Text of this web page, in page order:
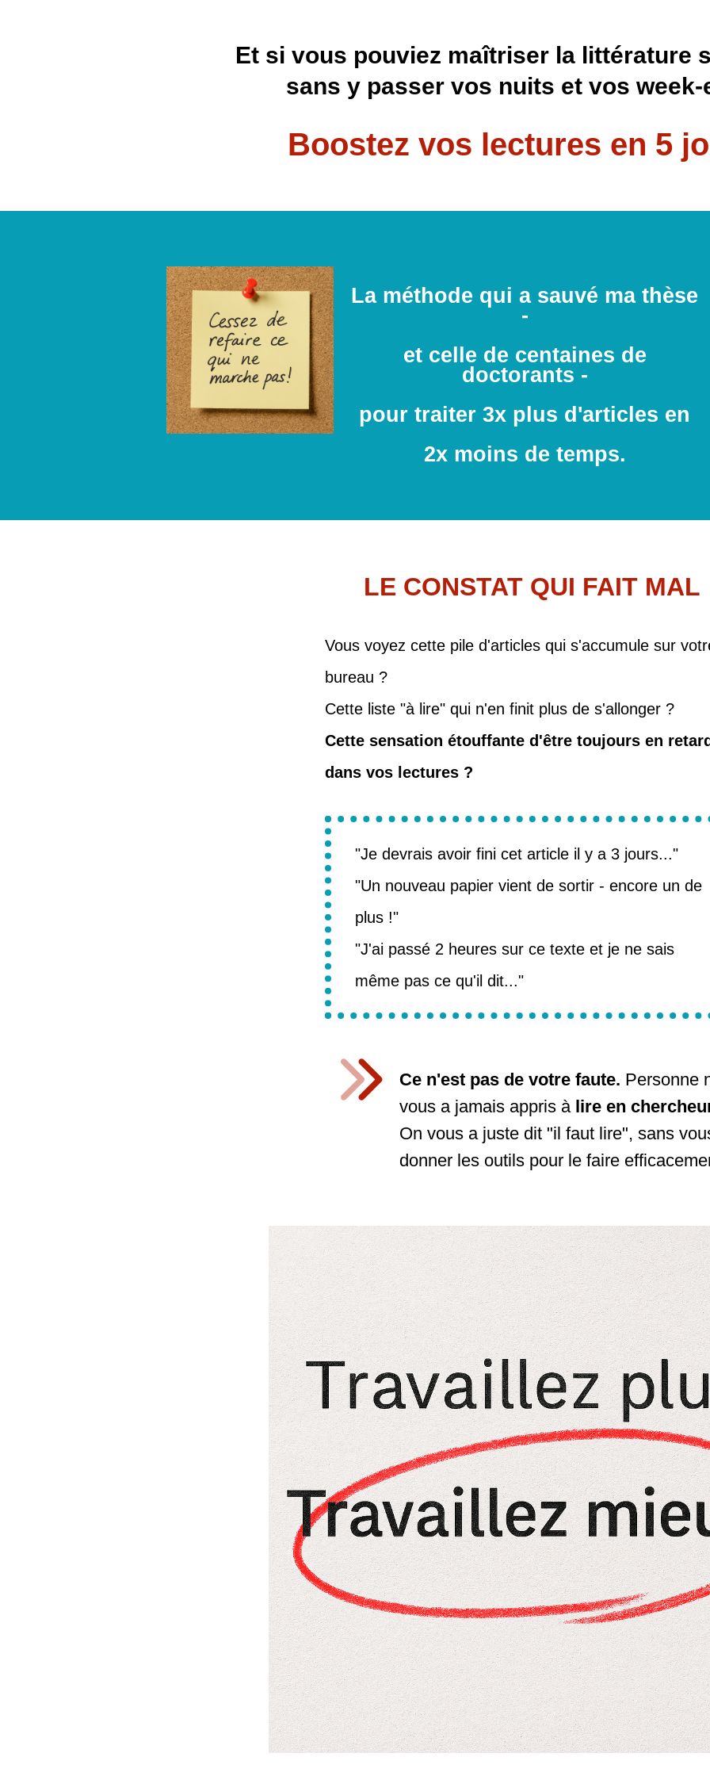
Et si vous pouviez maîtriser la littérature
sans y passer vos nuits et vos week-
Boostez vos lectures en 5
La méthode qui a sauvé ma thèse
-
et celle de centaines de
doctorants -
pour traiter 3x plus d'articles en
2x moins de temps.
LE CONSTAT QUI FAIT MAL
Vous voyez cette pile d'articles qui s'accumule sur
bureau ?
Cette liste "à lire" qui n'en finit plus de s'allonger ?
Cette sensation étouffante d'être toujours en
dans vos lectures ?
"Je devrais avoir fini cet article il y a 3 jours..."
"Un nouveau papier vient de sortir - encore un de
plus !"
"J'ai passé 2 heures sur ce texte et je ne sais
même pas ce qu'il dit..."
Ce n'est pas de votre faute. Personne
vous a jamais appris à lire en
On vous a juste dit "il faut lire", sans
donner les outils pour le faire